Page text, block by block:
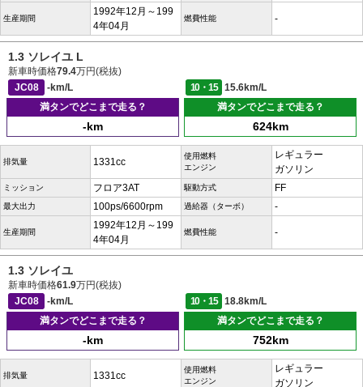
生産期間
1992年12月～199
4年04月
燃費性能 -
1.3 ソレイユ L
新車時価格79.4万円(税抜)
JC08
-km/L 10・15
15.6km/L
満タンでどこまで走る？
-km
満タンでどこまで走る？
624km
排気量 1331cc
使用燃料
エンジン
レギュラー
ガソリン
ミッション フロア3AT 駆動方式 FF
最大出力 100ps/6600rpm 過給器（ターボ） -
生産期間
1992年12月～199
4年04月
燃費性能 -
1.3 ソレイユ
新車時価格61.9万円(税抜)
JC08
-km/L 10・15
18.8km/L
満タンでどこまで走る？
-km
満タンでどこまで走る？
752km
排気量 1331cc
使用燃料
エンジン
レギュラー
ガソリン